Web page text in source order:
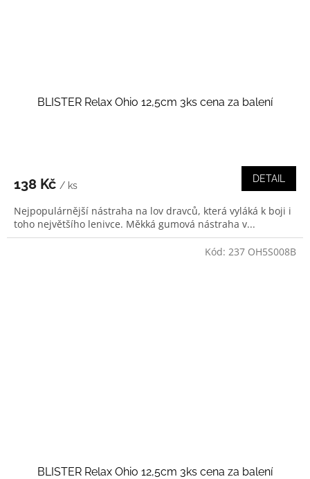
BLISTER Relax Ohio 12,5cm 3ks cena za balení
138 Kč / ks
DETAIL
Nejpopulárnější nástraha na lov dravců, která vyláká k boji i
toho největšího lenivce. Měkká gumová nástraha v...
BLISTER Relax Ohio 12,5cm 3ks cena za balení
Kód: 237 OH5S008B